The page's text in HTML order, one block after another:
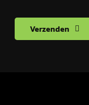
Verzenden